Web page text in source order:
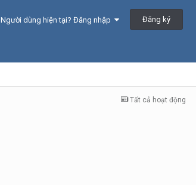
Người dùng hiện tại? Đăng nhập Đăng ký
Tất cả hoạt động